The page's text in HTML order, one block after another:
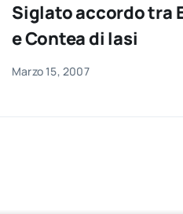
Siglato accordo tra
e Contea di Iasi
Marzo 15, 2007